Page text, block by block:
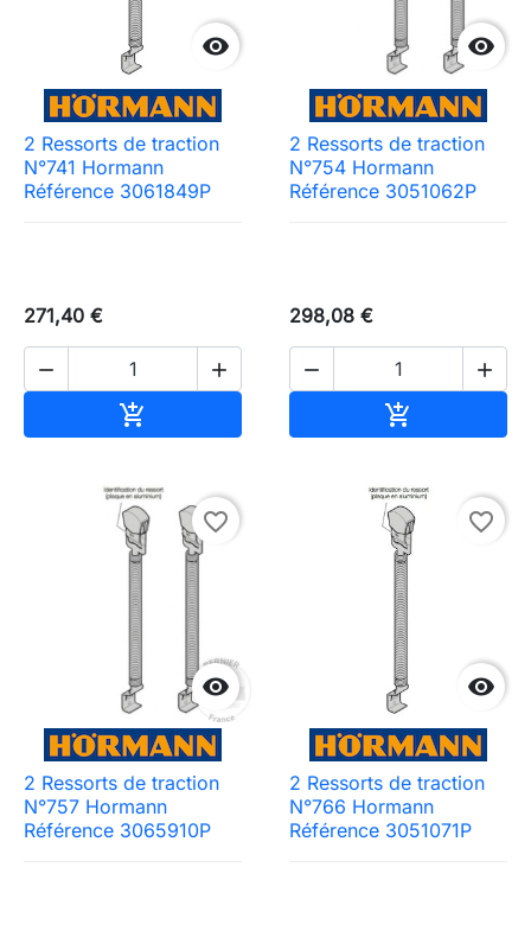

2 Ressorts de traction
N°741 Hormann
Référence 3061849P
271,40 €
 


2 Ressorts de traction
N°754 Hormann
Référence 3051062P
298,08 €
 


favorite_border
2 Ressorts de traction
N°757 Hormann
Référence 3065910P

favorite_border
2 Ressorts de traction
N°766 Hormann
Référence 3051071P